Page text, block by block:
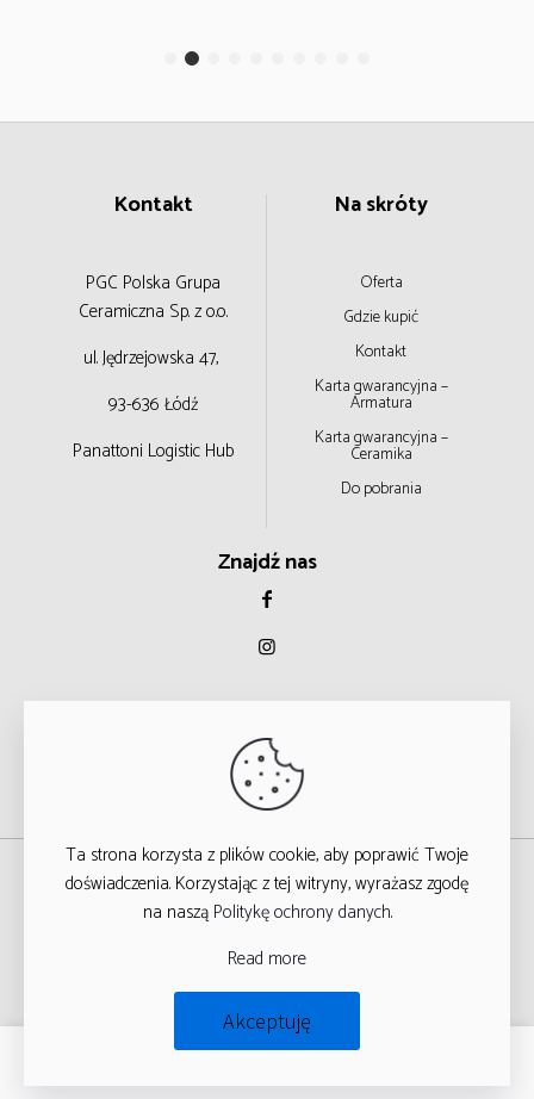
Kontakt
PGC Polska Grupa
Ceramiczna Sp. z o.o.
ul. Jędrzejowska 47,
93-636 Łódź
Panattoni Logistic Hub
Na skróty
Oferta
Gdzie kupić
Kontakt
Karta gwarancyjna –
Armatura
Karta gwarancyjna –
Ceramika
Do pobrania
Znajdź nas
© 2023
WSZYSTKIE PRAWA ZASTRZEŻONE
ARGA STUDIO
Ta strona korzysta z plików cookie, aby poprawić Twoje
doświadczenia. Korzystając z tej witryny, wyrażasz zgodę
na nasząPolitykę ochrony danych.
Read more
Akceptuję